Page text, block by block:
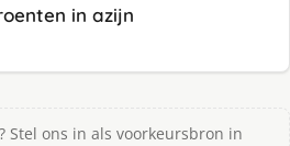
in azijn
Stel ons in als voorkeursbron in